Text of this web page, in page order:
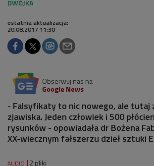
ostatnia aktualizacja:
20.08.2017 11:30
Obserwuj nas na
Google News
- Falsyfikaty to nic nowego, ale tutaj
zjawiska. Jeden człowiek i 500
rysunków - opowiadała dr Bożena
XX-wiecznym fałszerzu dzieł sztuki
AUDIO 2 pliki